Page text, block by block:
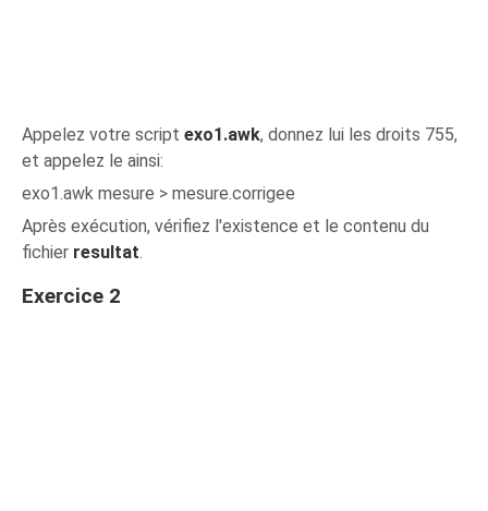
Appelez votre scriptexo1.awk, donnez lui les droits 755,
et appelez le ainsi:
exo1.awk mesure > mesure.corrigee
Après exécution, vérifiez l'existence et le contenu du
fichier resultat.
Exercice 2